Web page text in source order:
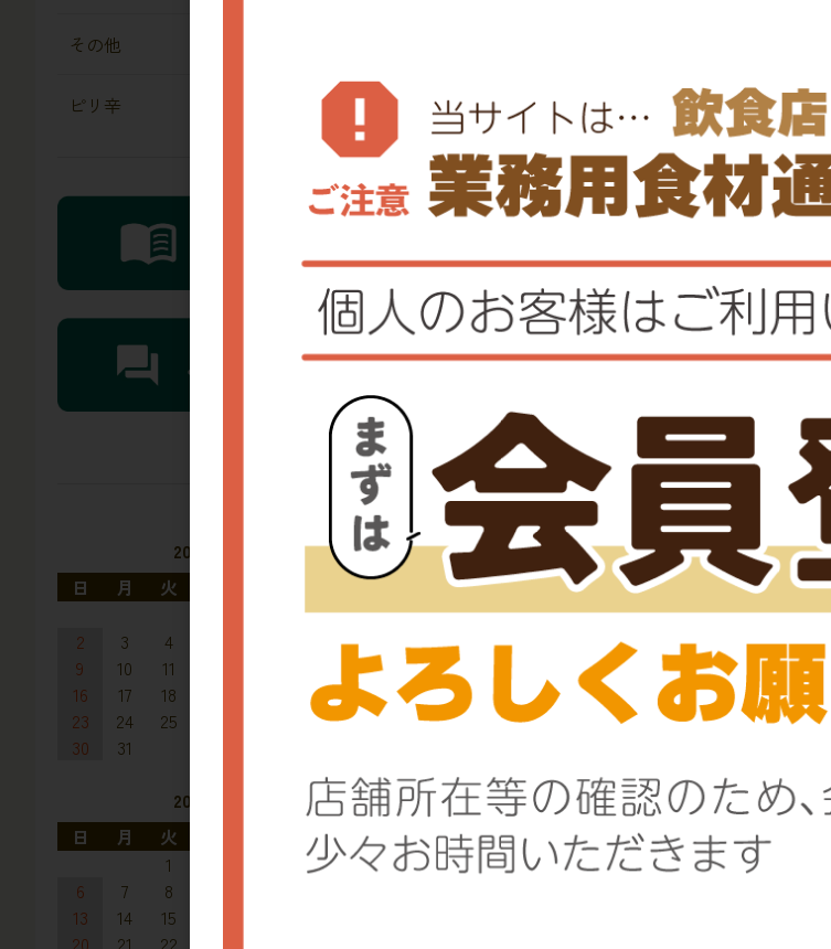
レビュー Q&A
関連商品
その他
ピリ辛
2026年8月
日
月 火
土
1
2
3 4
8
9
10 11
16
17 18 21
22
23
24 25
29
30
31
2026年9月
日
月 火
1
4
5
6
7 8
13
14 15
20
21 22